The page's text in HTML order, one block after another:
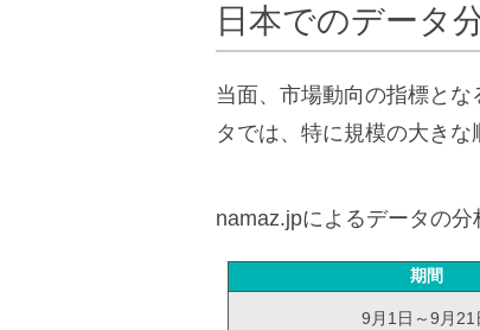
日本でのデータ
当面、市場動向の指標とな
タでは、特に規模の大きな
namaz.jpによるデータの分
期間
9月1日～9月21